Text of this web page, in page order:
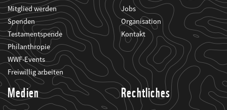
Mitglied werden
Spenden
Testamentspende
Philanthropie
WWF-Events
Freiwillig arbeiten
Jobs
Organisation
Kontakt
Medien Rechtliches